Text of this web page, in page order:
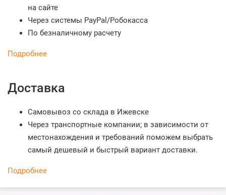
на сайте
Через системы PayPal/Робокасса
По безналичному расчету
Подробнее
Доставка
Самовывоз со склада в Ижевске
Через транспортные компании; в зависимости от
местонахождения и требований поможем выбрать
самый дешевый и быстрый вариант доставки.
Подробнее